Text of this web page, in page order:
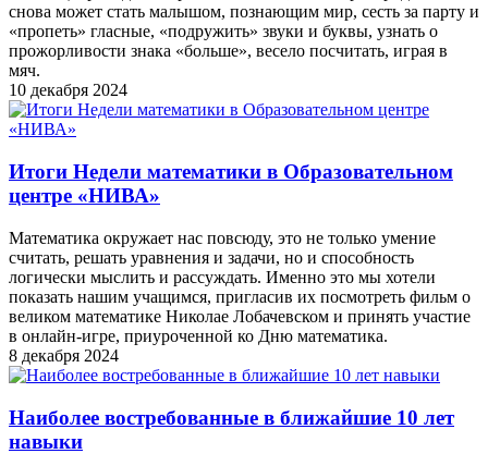
снова может стать малышом, познающим мир, сесть за парту и
«пропеть» гласные, «подружить» звуки и буквы, узнать о
прожорливости знака «больше», весело посчитать, играя в
мяч.
10 декабря 2024
Итоги Недели математики в Образовательном
центре «НИВА»
Математика окружает нас повсюду, это не только умение
считать, решать уравнения и задачи, но и способность
логически мыслить и рассуждать. Именно это мы хотели
показать нашим учащимся, пригласив их посмотреть фильм о
великом математике Николае Лобачевском и принять участие
в онлайн-игре, приуроченной ко Дню математика.
8 декабря 2024
Наиболее востребованные в ближайшие 10 лет
навыки